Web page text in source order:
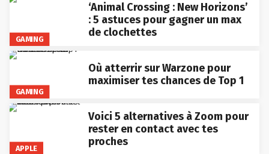
GAMING
‘Animal Crossing : New Horizons’
: 5 astuces pour gagner un max
de clochettes
GAMING
Où atterrir sur Warzone pour
maximiser tes chances de Top 1
APPLE
Voici 5 alternatives à Zoom pour
rester en contact avec tes
proches